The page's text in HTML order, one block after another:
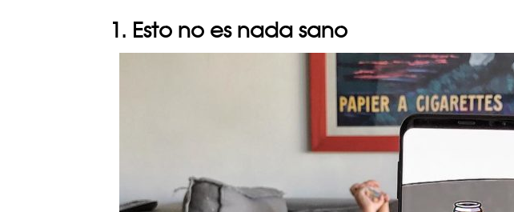
1. Esto no es nada sano